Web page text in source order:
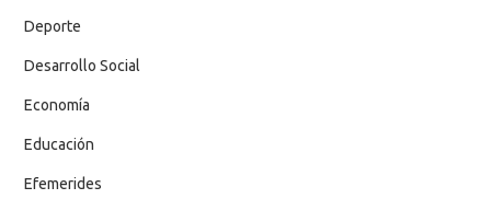
Deporte
Desarrollo Social
Economía
Educación
Efemerides